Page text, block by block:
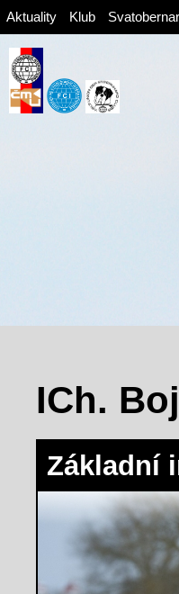
Aktuality Klub
ICh.
Základní